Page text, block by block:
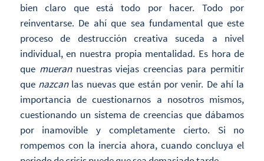
bien claro que está todo por hacer. Todo por
reinventarse. De ahí que sea fundamental que este
proceso de destrucción creativa suceda a nivel
individual, en nuestra propia mentalidad. Es hora de
que muerannuestras viejas creencias para permitir
que nazcanlas nuevas que están por venir. De ahí la
importancia de cuestionarnos a nosotros mismos,
cuestionando un sistema de creencias que dábamos
por inamovible y completamente cierto. Si no
rompemos con la inercia ahora, cuando concluya el